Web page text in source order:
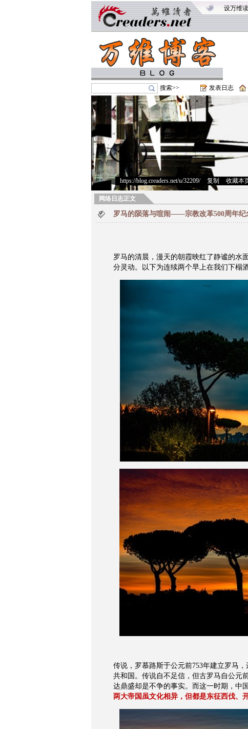
设万维
搜索>> 发表日志
https://blog.creaders.net/u/32209/> 复制 收藏本
网络日志正文
罗马的陨落与喧闹——宗教改革500周年纪
罗马的清晨，漫天的朝霞映红了静谧的水
分灵动。以下为连续两个早上在我们下榻
传说，罗慕路斯于公元前753年建立罗马，
共和国。传说自不足信，但古罗马自公元
达鼎盛却是不争的事实。而这一时期，中
两大帝国虽文化相异，但都是东征西伐、